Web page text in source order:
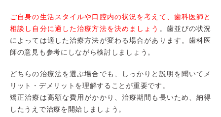
ご自身の生活スタイルや口腔内の状況を考えて、歯科医師と
相談し自分に適した治療方法を決めましょう 。歯並びの状況
によっては適した治療方法が変わる場合があります。歯科医
師の意見も参考にしながら検討しましょう。
どちらの治療法を選ぶ場合でも、しっかりと説明を聞いてメ
リット・デメリットを理解することが重要です。
矯正治療は高額な費用がかかり、治療期間も長いため、納得
したうえで治療を開始しましょう。